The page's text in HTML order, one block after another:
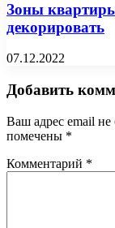
Зоны
декорировать
07.12.2022
Добавить
Ваш адрес email не
помечены *
Комментарий *